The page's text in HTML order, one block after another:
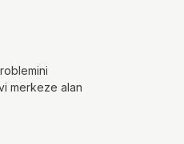
merkeze alan